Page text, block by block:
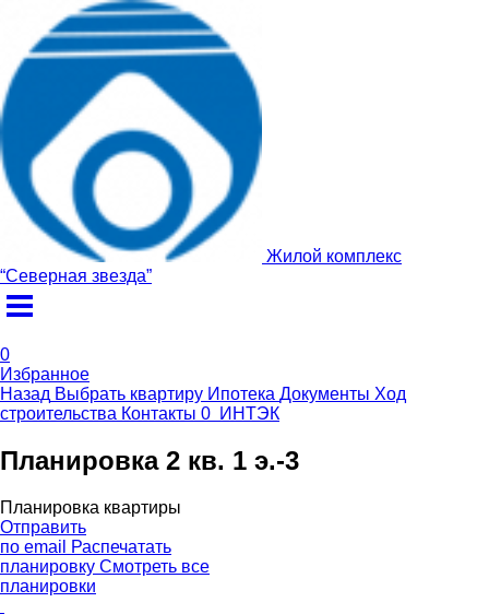
Жилой комплекс
“Северная звезда”
0
Избранное
Назад Выбрать квартиру Ипотека Документы Ход
строительства Контакты 0 ИНТЭК
Планировка 2 кв. 1 э.-3
Планировка квартиры
Отправить
по email
Распечатать
планировку Смотреть все
планировки